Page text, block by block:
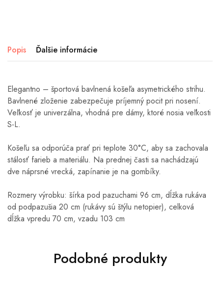
Popis Ďalšie informácie
Elegantno – športová bavlnená košeľa asymetrického strihu.
Bavlnené zloženie zabezpečuje príjemný pocit pri nosení.
Veľkosť je univerzálna, vhodná pre dámy, ktoré nosia veľkosti
S-L.
Košeľu sa odporúča prať pri teplote 30°C, aby sa zachovala
stálosť farieb a materiálu. Na prednej časti sa nachádzajú
dve náprsné vrecká, zapínanie je na gombíky.
Rozmery výrobku: šírka pod pazuchami 96 cm, dĺžka rukáva
od podpazušia 20 cm (rukávy sú štýlu netopier), celková
dĺžka vpredu 70 cm, vzadu 103 cm
Podobné produkty